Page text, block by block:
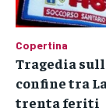
Copertina
Tragedia
confine tra
trenta feriti